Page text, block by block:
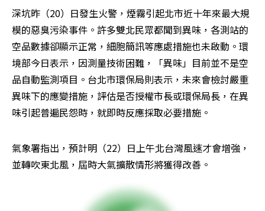
深坑昨（20）日發生火警，煙霧引起北市近十年來最大規
模的惡臭污染事件。許多雙北民眾都聞到異味，各測站的
空品數據卻顯示正常，細胞簡訊等應處措施也未啟動。環
境部今日表示，因測量技術困難，「異味」目前並不是空
品自動監測項目。台北市環保局則表示，未來會檢討嚴重
異味下的應變措施，評估是否授權市長或環保局長，在異
味引起普遍民怨時，就即時反應採取必要措施。
氣象署指出，預計明（22）日上午北台灣風速才會增強，
並轉吹東北風，屆時大氣擴散情形將獲得改善。